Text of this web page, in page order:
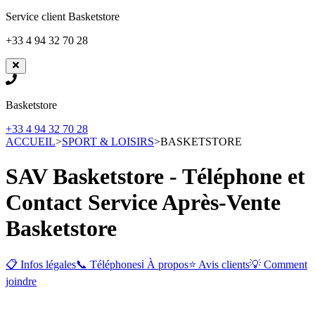
Service client Basketstore
+33 4 94 32 70 28
Basketstore
+33 4 94 32 70 28
ACCUEIL>SPORT & LOISIRS>BASKETSTORE
SAV Basketstore - Téléphone et
Contact Service Après-Vente
Basketstore
📋 Infos légales📞 Téléphonesℹ️ À propos⭐ Avis clients💡 Comment
joindre